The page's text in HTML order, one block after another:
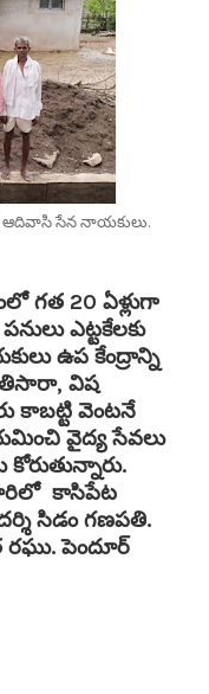
ఆదివాసి సేన నాయకులు.
గత 20 ఏళ్లుగా
ఎట్టకేలకు
ఉప కేంద్రాన్ని
విష
కాబట్టి వెంటనే
వైద్య సేవలు
వారిలో కాసిపేట
సిడం గణపతి.
రఘు. పెందూర్